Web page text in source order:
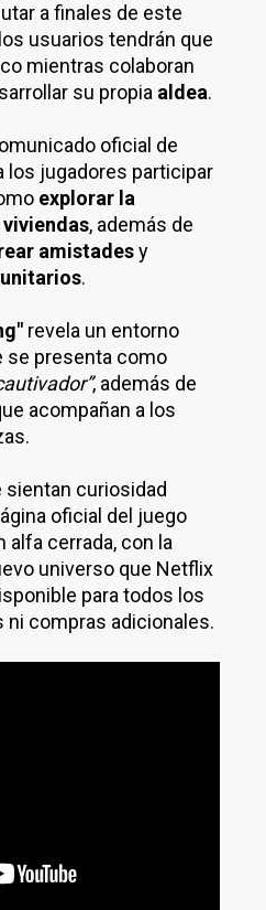
a finales de este
usuarios tendrán que
mientras colaboran
su propia aldea.
oficial de
los jugadores participar
explorar la
viviendas, además de
amistadesy
.
revela un entorno
se presenta como
, además de
acompañan a los
sientan curiosidad
oficial del juego
alfa cerrada, con la
universo que Netflix
para todos los
compras adicionales.